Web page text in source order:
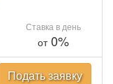
Ставка в день
от0%
Подать заявку